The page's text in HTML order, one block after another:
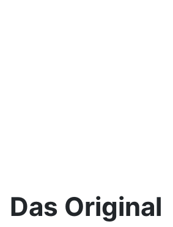
Das Original